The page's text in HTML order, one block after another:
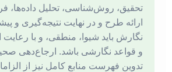
تحقیق، روش‌شناسی، تحلیل داده‌ها،
ارائه طرح و در نهایت نتیجه‌گیری و
نگارش باید شیوا، منطقی، و با
و قواعد نگارشی باشد. ارجاع‌دهی
تدوین فهرست منابع کامل نیز از